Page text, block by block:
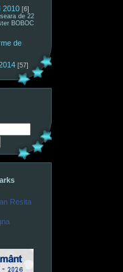
2010 [6]
de 22
BOBOC
de
[57]
Resita